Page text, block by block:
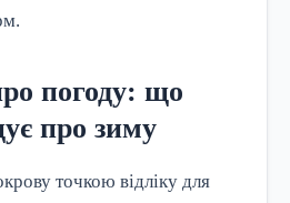
погоду: що
про зиму
точкою відліку для